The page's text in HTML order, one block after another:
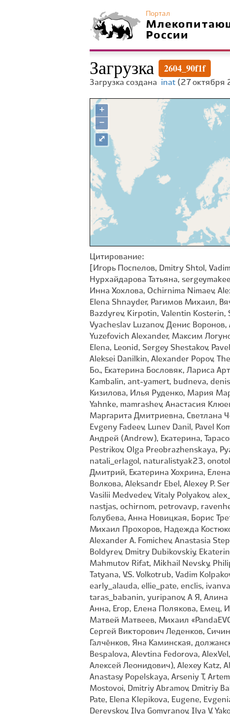
Портал
России
Загрузка 2604_90f1f
Загрузка создана inat (27 октября
+
−
⤢
Цитирование:
[Игорь Поспелов, Dmitry Shtol,
Нурхайдарова Татьяна,
Инна Хохлова, Ochirnima Nimaev,
Elena Shnayder, Рагимов Михаил,
Bazdyrev, Kirpotin, Valentin Kosterin,
Vyacheslav Luzanov, Денис
Yuzefovich Alexander, Максим
Elena, Leonid, Sergey Shestakov,
Aleksei Danilkin, Alexander Popov,
Бо., Екатерина Бословяк, Лариса
Kambalin, ant-yamert, budneva,
Кизилова, Илья Руденко, Мария
Yahnke, mamrashev, Анастасия
Маргарита Дмитриевна, Светлана
Evgeny Fadeev, Lunev Danil, Pavel
Андрей (Andrew), Екатерина,
Pestrikov, Olga Preobrazhenskaya,
natali_erlagol, naturalistyak23,
Дмитрий, Екатерина Хохрина,
Волкова, Aleksandr Ebel, Alexey P.
Vasilii Medvedev, Vitaly Polyakov,
nastjas, ochirnom, petrovavp,
Голубева, Анна Новицкая, Борис
Михаил Прохоров, Надежда
Alexander A. Fomichev, Anastasia
Boldyrev, Dmitry Dubikovskiy,
Mahmutov Rifat, Mikhail Nevsky,
Tatyana, V.S. Volkotrub, Vadim
early_alauda, ellie_pate, enclis,
taras_babanin, yuripanov, А Я, Алина
Анна, Егор, Елена Полякова, Емец,
Матвей Матвеев, Михаил
Сергей Викторович Леденков,
Галчёнков, Яна Каминская,
Bespalova, Alevtina Fedorova,
Алексей Леонидович), Alexey Katz,
Anastasy Popelskaya, Arseniy T,
Mostovoi, Dmitriy Abramov, Dmitriy
Pate, Elena Klepikova, Eugene,
Derevskov, Ilya Gomyranov, Ilya V.